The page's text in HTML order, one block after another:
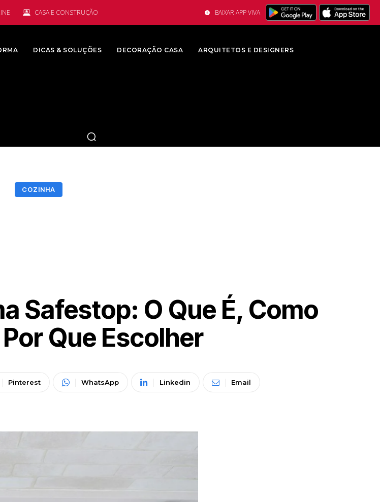
CASA E CONSTRUÇÃO BAIXAR APP VIVA
DICAS & SOLUÇÕES DECORAÇÃO CASA ARQUITETOS E DESIGNERS
COZINHA
Safestop: O Que É, Como
Que Escolher
Pinterest WhatsApp Linkedin Email